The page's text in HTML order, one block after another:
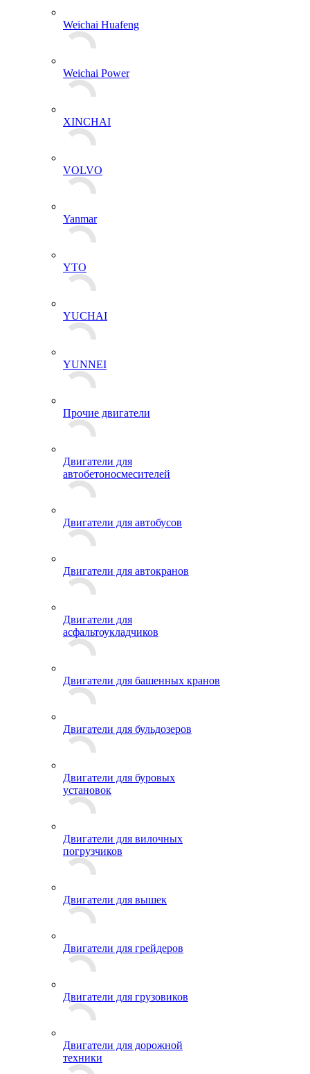
Weichai Huafeng
Weichai Power
XINCHAI
VOLVO
Yanmar
YTO
YUCHAI
YUNNEI
Прочие двигатели
Двигатели для
автобетоносмесителей
Двигатели для автобусов
Двигатели для автокранов
Двигатели для
асфальтоукладчиков
Двигатели для башенных кранов
Двигатели для бульдозеров
Двигатели для буровых
установок
Двигатели для вилочных
погрузчиков
Двигатели для вышек
Двигатели для грейдеров
Двигатели для грузовиков
Двигатели для дорожной
техники